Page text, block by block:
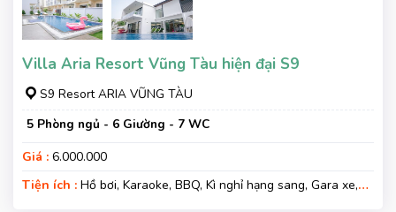
Villa Aria Resort Vũng Tàu hiện đại S9
S9 Resort ARIA VŨNG TÀU
5 Phòng ngủ - 6 Giường - 7 WC
Giá : 6.000.000
Tiện ích : Hồ bơi, Karaoke, BBQ, Kì nghỉ hạng sang, Gara xe,